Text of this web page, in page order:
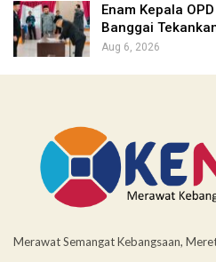
Enam Kepala
Banggai
Aug 6, 2026
Merawat Semangat Kebangsaan,